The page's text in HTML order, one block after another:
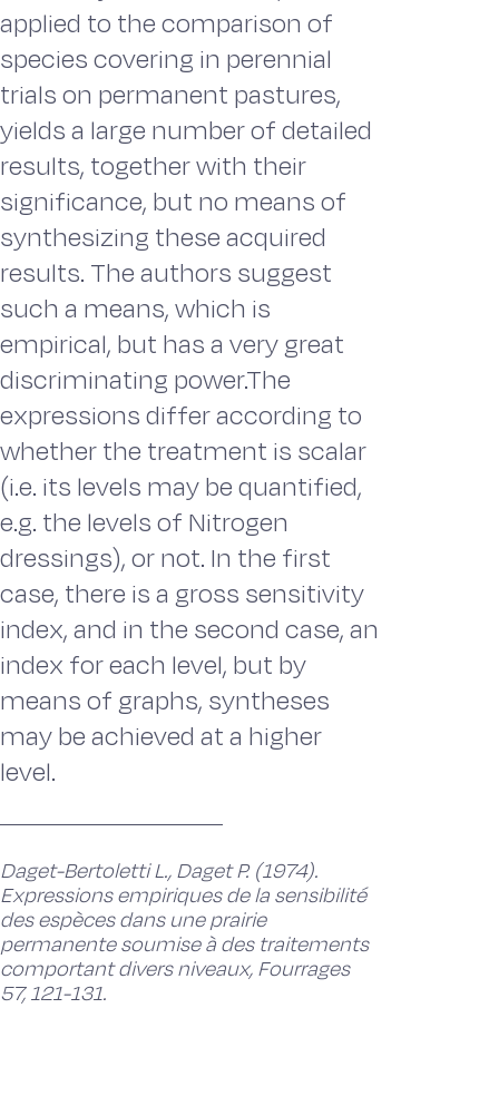
applied to the comparison of
species covering in perennial
trials on permanent pastures,
yields a large number of detailed
results, together with their
significance, but no means of
synthesizing these acquired
results. The authors suggest
such a means, which is
empirical, but has a very great
discriminating power.The
expressions differ according to
whether the treatment is scalar
(i.e. its levels may be quantified,
e.g. the levels of Nitrogen
dressings), or not. In the first
case, there is a gross sensitivity
index, and in the second case, an
index for each level, but by
means of graphs, syntheses
may be achieved at a higher
level.
Daget-Bertoletti L., Daget P. (1974).
Expressions empiriques de la sensibilité
des espèces dans une prairie
permanente soumise à des traitements
comportant divers niveaux, Fourrages
57, 121-131.